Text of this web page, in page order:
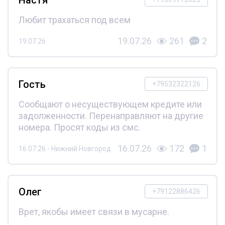
Любит трахаться под всем
19.07.26 19.07.26 261 2
+79532322126
Гость
Сообщают о несуществующем кредите или
задолженности. Перенаправляют на другие
номера. Просят коды из смс.
16.07.26 - Нижний Новгород 16.07.26 172 1
+79122886426
Олег
Врет, якобы имеет связи в мусарне.